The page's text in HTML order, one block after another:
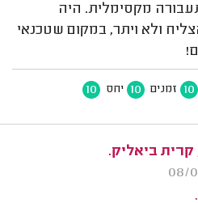
מקסימלית. היה
ולא ויתר, במקום שטכנאי
10 זמנים 10 יחס 10
קרית ביאליק.